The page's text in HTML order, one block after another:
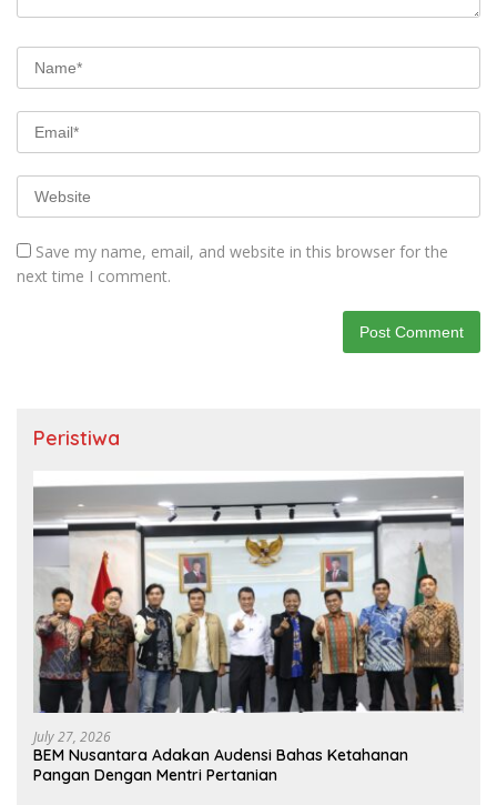
Save my name, email, and website in this browser for the
next time I comment.
Peristiwa
July 27, 2026
BEM Nusantara Adakan Audensi Bahas Ketahanan
Pangan Dengan Mentri Pertanian